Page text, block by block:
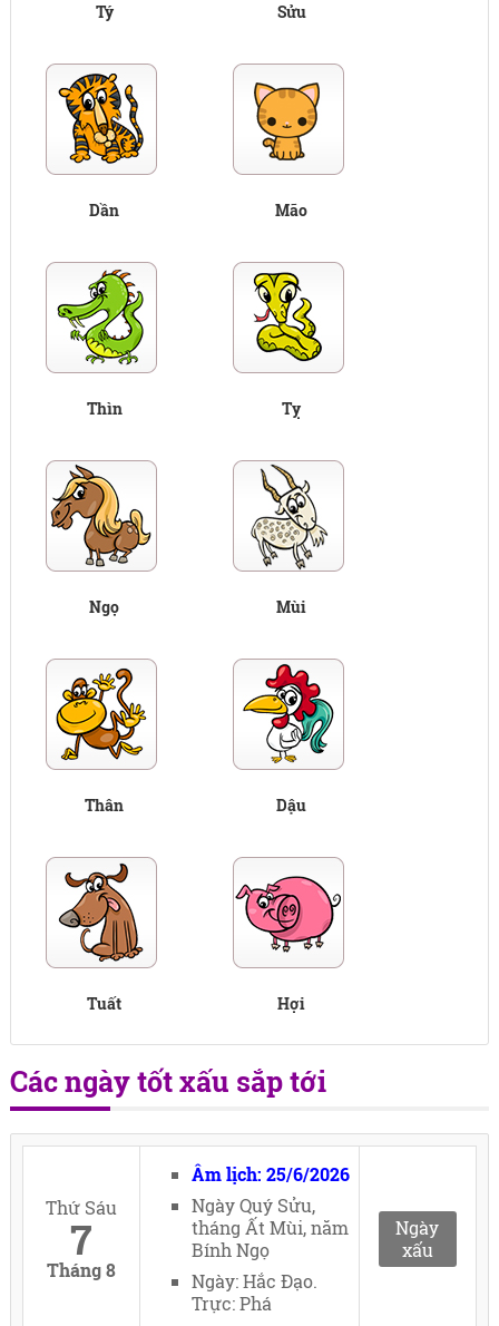
Tý Sửu
Dần Mão
Thìn Tỵ
Ngọ Mùi
Thân Dậu
Tuất Hợi
Các ngày tốt xấu sắp tới
Thứ Sáu
7
Tháng 8
Âm lịch: 25/6/2026
Ngày Quý Sửu,
tháng Ất Mùi, năm
Bính Ngọ
Ngày: Hắc Đạo.
Trực: Phá
Ngày
xấu